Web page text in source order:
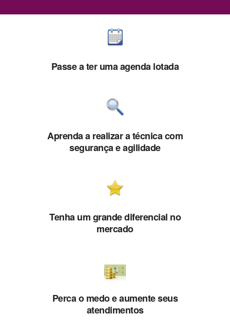
Passe a ter uma agenda lotada
Aprenda a realizar a técnica com
segurança e agilidade
Tenha um grande diferencial no
mercado
Perca o medo e aumente seus
atendimentos